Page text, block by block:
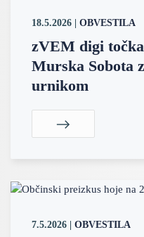
18.5.2026 OBVESTILA
zVEM digi
Murska Sobota
urnikom
7.5.2026 | OBVESTILA